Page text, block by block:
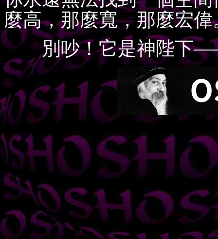
麼高，那麼寬，那麼宏偉
別吵！它是神陛下